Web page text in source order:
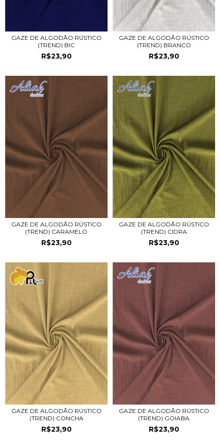
GAZE DE ALGODÃO RÚSTICO
(TREND) BIC
R$23,90
GAZE DE ALGODÃO RÚSTICO
(TREND) BRANCO
R$23,90
GAZE DE ALGODÃO RÚSTICO
(TREND) CARAMELO
R$23,90
GAZE DE ALGODÃO RÚSTICO
(TREND) CIDRA
R$23,90
GAZE DE ALGODÃO RÚSTICO
(TREND) CONCHA
R$23,90
GAZE DE ALGODÃO RÚSTICO
(TREND) GOIABA
R$23,90